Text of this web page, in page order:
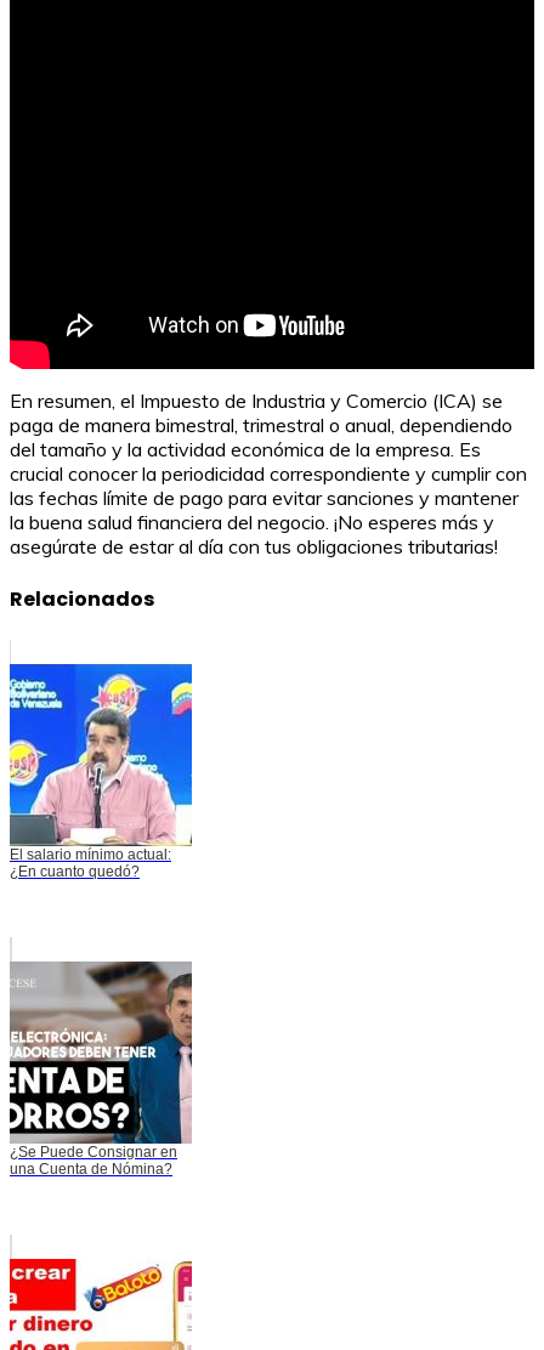
En resumen, el Impuesto de Industria y Comercio (ICA) se
paga de manera bimestral, trimestral o anual, dependiendo
del tamaño y la actividad económica de la empresa. Es
crucial conocer la periodicidad correspondiente y cumplir con
las fechas límite de pago para evitar sanciones y mantener
la buena salud financiera del negocio. ¡No esperes más y
asegúrate de estar al día con tus obligaciones tributarias!
Relacionados
El salario mínimo actual:
¿En cuanto quedó?
¿Se Puede Consignar en
una Cuenta de Nómina?